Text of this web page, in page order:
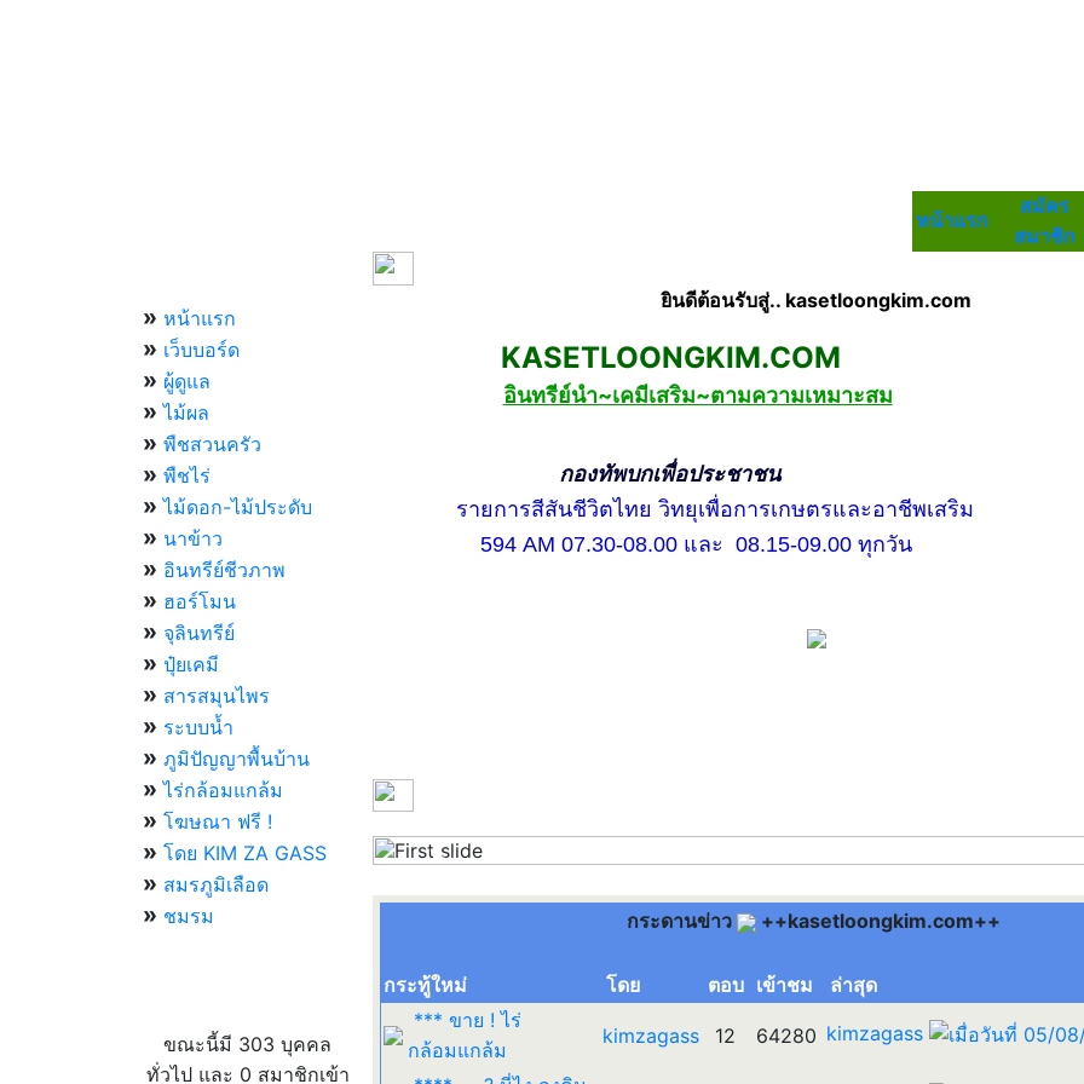
หน้าแรก
สมัคร
สมาชิก
» หน้าแรก
» เว็บบอร์ด
» ผู้ดูแล
» ไม้ผล
» พืชสวนครัว
» พืชไร่
» ไม้ดอก-ไม้ประดับ
» นาข้าว
» อินทรีย์ชีวภาพ
» ฮอร์โมน
» จุลินทรีย์
» ปุ๋ยเคมี
» สารสมุนไพร
» ระบบน้ำ
» ภูมิปัญญาพื้นบ้าน
» ไร่กล้อมแกล้ม
» โฆษณา ฟรี !
» โดย KIM ZA GASS
» สมรภูมิเลือด
» ชมรม
ขณะนี้มี 303 บุคคล
ทั่วไป และ 0 สมาชิกเข้า
ยินดีต้อนรับสู่.. kasetloongkim.com
KASETLOONGKIM.COM
อินทรีย์นำ~เคมีเสริม~ตามความเหมาะสม
กองทัพบกเพื่อประชาชน
รายการสีสันชีวิตไทย วิทยุเพื่อการเกษตรและอาชีพเสริม
594 AM 07.30-08.00 และ 08.15-09.00 ทุกวัน
Previous
กระดานข่าว ++kasetloongkim.com++
กระทู้ใหม่ โดย ตอบ เข้าชม
ล่าสุด
*** ขาย ! ไร่
กล้อมแกล้ม
kimzagass 12 64280 kimzagass